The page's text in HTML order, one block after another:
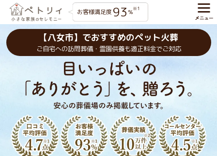
お客様満足度 93 %※1
【八女市】でおすすめのペット火葬
ご自宅への訪問葬儀・霊園供養も適正料金でご対応